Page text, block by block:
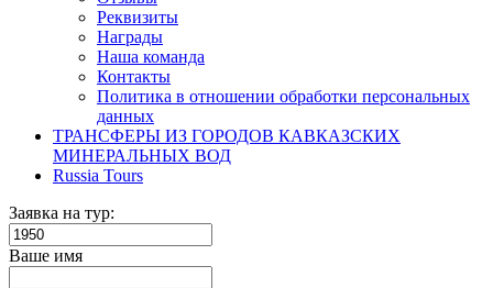
Реквизиты
Награды
Наша команда
Контакты
Политика в отношении обработки персональных
данных
ТРАНСФЕРЫ ИЗ ГОРОДОВ КАВКАЗСКИХ
МИНЕРАЛЬНЫХ ВОД
Russia Tours
Заявка на тур:
Ваше имя